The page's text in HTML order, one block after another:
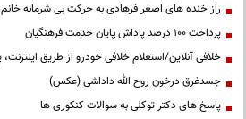
راز خنده های اصغر فرهادی به حرکت بی شرمانه
پرداخت ۱۰۰ درصد پاداش پایان خدمت فرهنگیان
خلافی آنلاین/استعلام خلافی خودرو از طریق اینترنت،
جسدغرق درخون روح الله داداشی (عکس)
پاسخ های دکتر توکلی به سوالات کنکوری ها